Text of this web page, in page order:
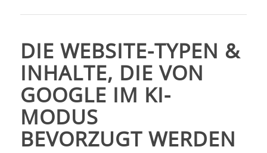
DIE WEBSITE-TYPEN &
INHALTE, DIE VON
GOOGLE IM KI-
MODUS
BEVORZUGT WERDEN